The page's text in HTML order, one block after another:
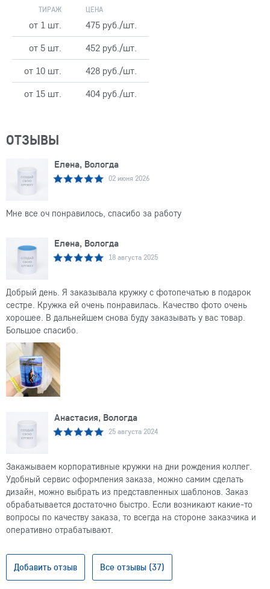
ТИРАЖ ЦЕНА
от 1 шт.
475 руб./шт.
от 5 шт.
452 руб./шт.
от 10 шт.
428 руб./шт.
от 15 шт.
404 руб./шт.
ОТЗЫВЫ
Елена, Вологда
02 июня 2026
Мне все оч понравилось, спасибо за работу
Елена, Вологда
18 августа 2025
Добрый день. Я заказывала кружку с фотопечатью в подарок
сестре. Кружка ей очень понравилась. Качество фото очень
хорошее. В дальнейшем снова буду заказывать у вас товар.
Большое спасибо.
Анастасия, Вологда
25 августа 2024
Закажываем корпоративные кружки на дни рождения коллег.
Удобный сервис оформления заказа, можно самим сделать
дизайн, можно выбрать из представленных шаблонов. Заказ
обрабатывается достаточно быстро. Если возникают какие-то
вопросы по качеству заказа, то всегда на стороне заказчика и
оперативно отрабатывают.
Добавить отзыв Все отзывы (37)